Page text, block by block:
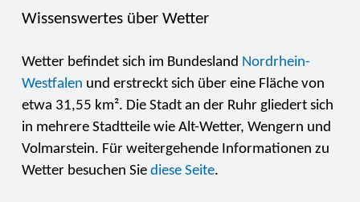
Wissenswertes über Wetter
Wetter befindet sich im Bundesland Nordrhein-
Westfalen und erstreckt sich über eine Fläche von
etwa 31,55 km². Die Stadt an der Ruhr gliedert sich
in mehrere Stadtteile wie Alt-Wetter, Wengern und
Volmarstein. Für weitergehende Informationen zu
Wetter besuchen Sie diese Seite.